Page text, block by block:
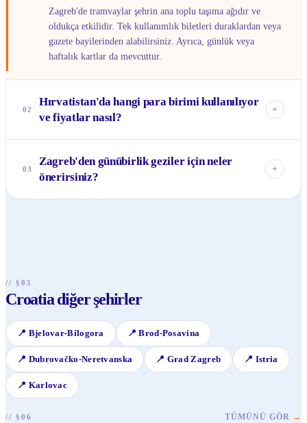
Zagreb'de tramvaylar şehrin ana toplu taşıma ağıdır ve
oldukça etkilidir. Tek kullanımlık biletleri duraklardan veya
gazete bayilerinden alabilirsiniz. Ayrıca, günlük veya
haftalık kartlar da mevcuttur.
02
Hırvatistan'da hangi para birimi kullanılıyor
ve fiyatlar nasıl?
+
Avrupa şehirlerine kıyasla genellikle daha uygun olsa da,
son yıllarda popülaritesi arttıkça biraz yükselmiştir. Yine de,
03
Zagreb'den günübirlik geziler için neler
önerirsiniz?
+
// §05
Croatia diğer şehirler
📍 Bjelovar-Bilogora 📍Brod-Posavina
📍 Dubrovačko-Neretvanska 📍 Grad Zagreb 📍 Istria
📍 Karlovac
// §06 TÜMÜNÜ GÖR →